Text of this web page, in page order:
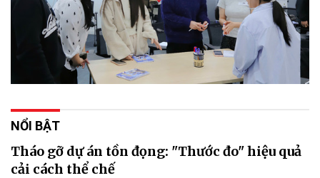
NỔI BẬT
Tháo gỡ dự án tồn đọng: "Thước đo" hiệu quả
cải cách thể chế